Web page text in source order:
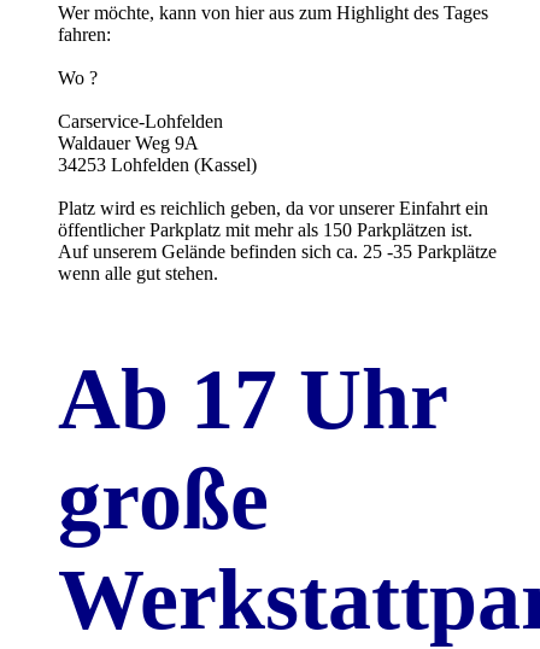
Wer möchte, kann von hier aus zum Highlight des Tages
fahren:
Wo ?
Carservice-Lohfelden
Waldauer Weg 9A
34253 Lohfelden (Kassel)
Platz wird es reichlich geben, da vor unserer Einfahrt ein
öffentlicher Parkplatz mit mehr als 150 Parkplätzen ist.
Auf unserem Gelände befinden sich ca. 25 -35 Parkplätze
wenn alle gut stehen.
Ab 17 Uhr
große